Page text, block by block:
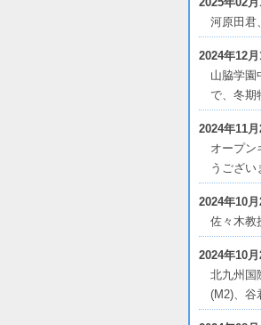
河原田君
2024年12月
山脇学園
で、冬期
2024年11月
オープン
うござい
2024年10月
佐々木教
2024年10月
北九州国
(M2)、谷